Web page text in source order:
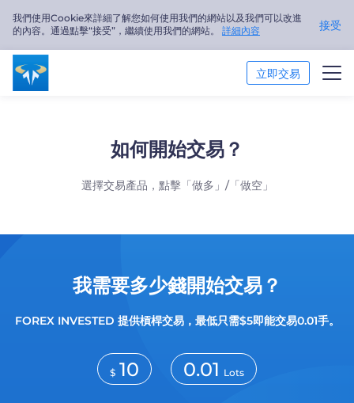
我們使用Cookie來詳細了解您如何使用我們的網站以及我們可以改進
的內容。通過點擊“接受”，繼續使用我們的網站。 詳細內容 接受
立即交易
交易培訓
繁體中文
Trader
如何開始交易？
選擇交易產品，點擊「做多」/「做空」
我需要多少錢開始交易？
FOREX INVESTED 提供槓桿交易，最低只需$5即能交易0.01手。
$ 10 0.01 Lots